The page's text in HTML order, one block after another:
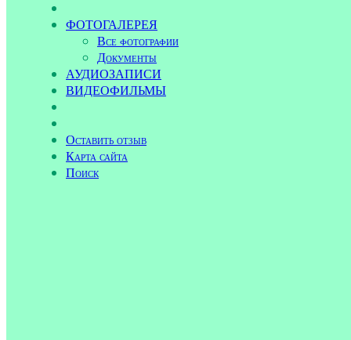
ФОТОГАЛЕРЕЯ
Все фотографии
Документы
АУДИОЗАПИСИ
ВИДЕОФИЛЬМЫ
Оставить отзыв
Карта сайта
Поиск